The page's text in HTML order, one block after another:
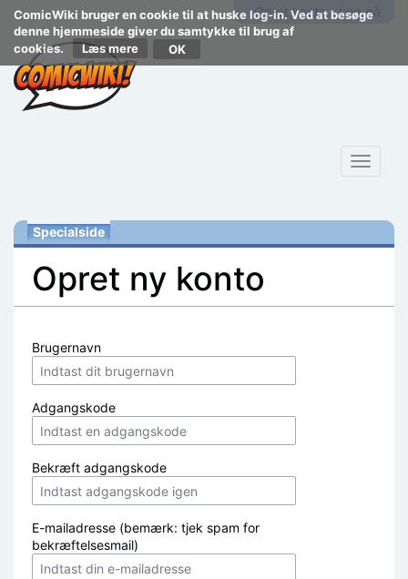
ComicWiki bruger en cookie til at huske log-in. Ved at besøge
denne hjemmeside giver du samtykke til brug af
cookies.
Læs mere
Opret konto Log på
Toggle
Specialside
Opret ny konto
Brugernavn
Adgangskode
Bekræft adgangskode
E-mailadresse (bemærk: tjek spam for
bekræftelsesmail)